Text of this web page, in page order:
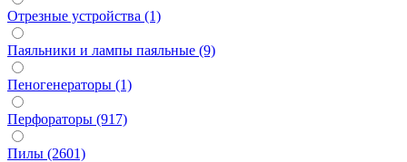
Отрезные устройства (1)
Паяльники и лампы паяльные (9)
Пеногенераторы (1)
Перфораторы (917)
Пилы (2601)